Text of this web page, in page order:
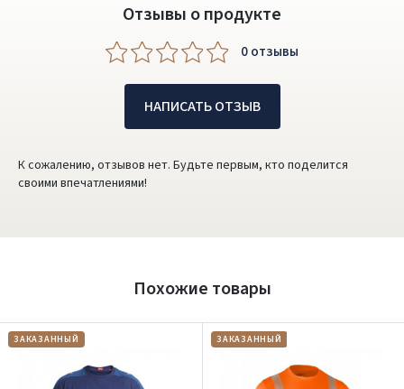
Отзывы о продукте
0 oтзывы
НАПИСАТЬ ОТЗЫВ
К сожалению, отзывов нет. Будьте первым, кто поделится
своими впечатлениями!
Похожие товары
ЗАКАЗАННЫЙ ЗАКАЗАННЫЙ